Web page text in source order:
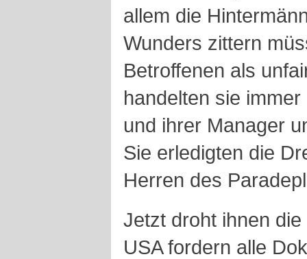
allem die
Wunders zittern
Betroffenen als
handelten sie
und ihrer Manager
Sie erledigten die
Herren des
Jetzt droht ihnen
USA fordern alle